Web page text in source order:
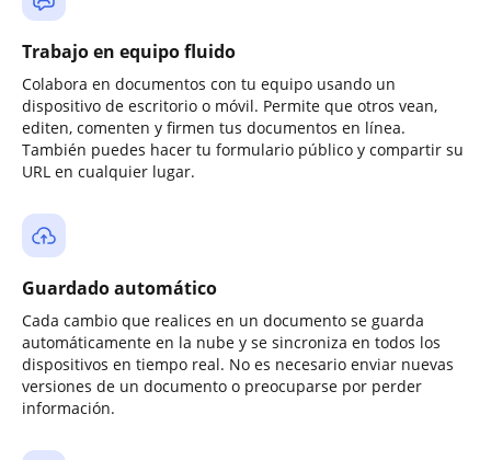
Trabajo en equipo fluido
Colabora en documentos con tu equipo usando un
dispositivo de escritorio o móvil. Permite que otros vean,
editen, comenten y firmen tus documentos en línea.
También puedes hacer tu formulario público y compartir su
URL en cualquier lugar.
Guardado automático
Cada cambio que realices en un documento se guarda
automáticamente en la nube y se sincroniza en todos los
dispositivos en tiempo real. No es necesario enviar nuevas
versiones de un documento o preocuparse por perder
información.